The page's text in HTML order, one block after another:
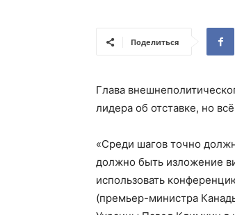
Поделиться
Глава
лидера об отставке, но
«Среди шагов точно
должно быть изложение
использовать
(премьер-министра